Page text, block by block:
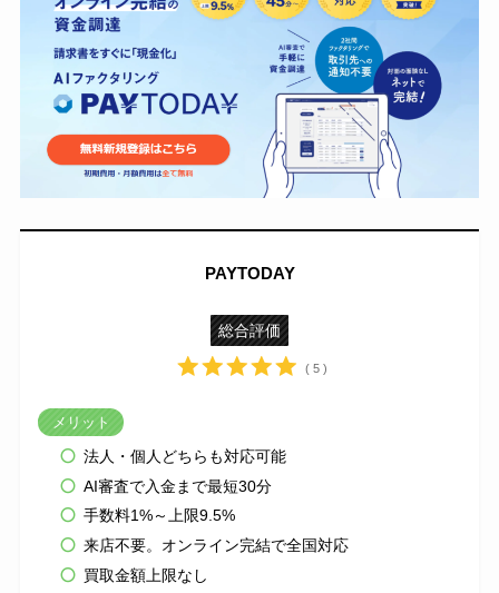
PAYTODAY
総合評価
( 5 )
メリット
法人・個人どちらも対応可能
AI審査で入金まで最短30分
手数料1%～上限9.5%
来店不要。オンライン完結で全国対応
買取金額上限なし